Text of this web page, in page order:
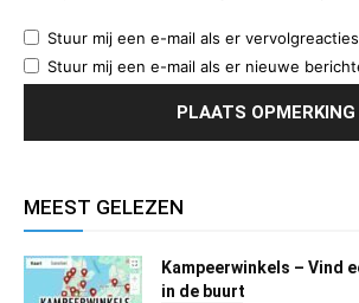
Stuur mij een e-mail als er
Stuur mij een e-mail als er nieuwe
MEEST GELEZEN
Kampeerwinkels – Vind
in de buurt